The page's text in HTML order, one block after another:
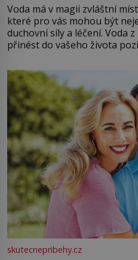
Voda má v magii zvláštní
které pro vás mohou být
duchovní síly a léčení. Voda
přinést do vašeho života
můžete obohatit své rituály
větší harmonii a klid. Je
skutecnepribehy.cz